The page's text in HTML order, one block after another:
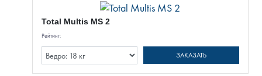
Total Multis MS 2
Рейтинг:
ЗАКАЗАТЬ